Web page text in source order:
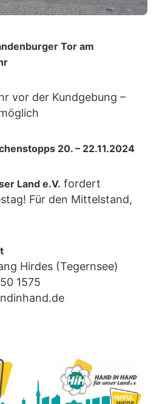
Tor am
vor der Kundgebung –
20. – 22.11.2024
Land e.V. fordert
Für den Mittelstand,
Hirdes (Tegernsee)
1575